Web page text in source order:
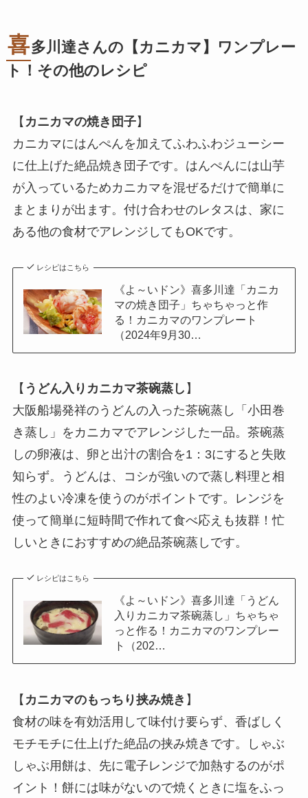
喜多川達さんの【カニカマ】ワンプレー
ト！その他のレシピ
【 カニカマの焼き団子】
カニカマにはんぺんを加えてふわふわジューシー
に仕上げた絶品焼き団子です。はんぺんには山芋
が入っているためカニカマを混ぜるだけで簡単に
まとまりが出ます。付け合わせのレタスは、家に
ある他の食材でアレンジしてもOKです。
レシピはこちら
《よ～いドン》喜多川達「カニカ
マの焼き団子」ちゃちゃっと作
る！カニカマのワンプレート
（2024年9月30…
【 うどん入りカニカマ茶碗蒸し 】
大阪船場発祥のうどんの入った茶碗蒸し「小田巻
き蒸し」をカニカマでアレンジした一品。茶碗蒸
しの卵液は、卵と出汁の割合を1：3にすると失敗
知らず。うどんは、コシが強いので蒸し料理と相
性のよい冷凍を使うのがポイントです。レンジを
使って簡単に短時間で作れて食べ応えも抜群！忙
しいときにおすすめの絶品茶碗蒸しです。
レシピはこちら
《よ～いドン》喜多川達「うどん
入りカニカマ茶碗蒸し」ちゃちゃ
っと作る！カニカマのワンプレー
ト（202…
【 カニカマのもっちり挟み焼き 】
食材の味を有効活用して味付け要らず、香ばしく
モチモチに仕上げた絶品の挟み焼きです。しゃぶ
しゃぶ用餅は、先に電子レンジで加熱するのがポ
イント！餅には味がないので焼くときに塩をふっ